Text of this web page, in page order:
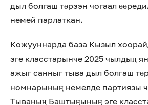
дыл болгаш төрээн чогаал
немей парлаткан.
Кожууннарда база Кызыл
эге класстарынче 2025 чылдың
ажыг санныг тыва дыл болгаш
номнарының немелде партиязы
Тываның Баштыңының эге